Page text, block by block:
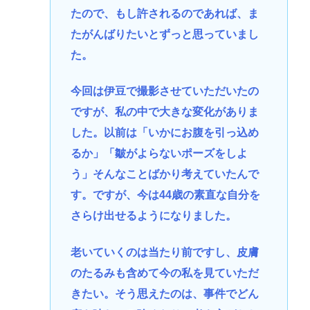
たので、もし許されるのであれば、ま
たがんばりたいとずっと思っていまし
た。
今回は伊豆で撮影させていただいたの
ですが、私の中で大きな変化がありま
した。以前は「いかにお腹を引っ込め
るか」「皺がよらないポーズをしよ
う」そんなことばかり考えていたんで
す。ですが、今は44歳の素直な自分を
さらけ出せるようになりました。
老いていくのは当たり前ですし、皮膚
のたるみも含めて今の私を見ていただ
きたい。そう思えたのは、事件でどん